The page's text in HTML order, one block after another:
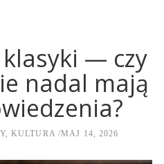
— czy
nadal mają
, KULTURA MAJ 14, 2026